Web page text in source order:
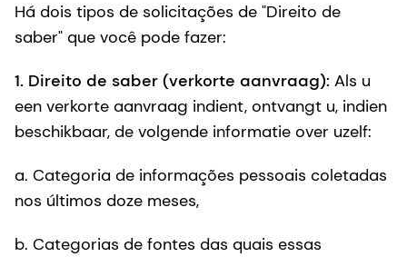
Há dois tipos de solicitações de "Direito de
saber" que você pode fazer:
1. Direito de saber (verkorte aanvraag): Als u
een verkorte aanvraag indient, ontvangt u, indien
beschikbaar, de volgende informatie over uzelf:
a. Categoria de informações pessoais coletadas
nos últimos doze meses,
b. Categorias de fontes das quais essas